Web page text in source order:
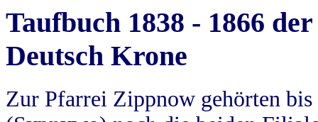
Taufbuch 1838 - 1866
Deutsch Krone
Zur Pfarrei Zippnow gehörten